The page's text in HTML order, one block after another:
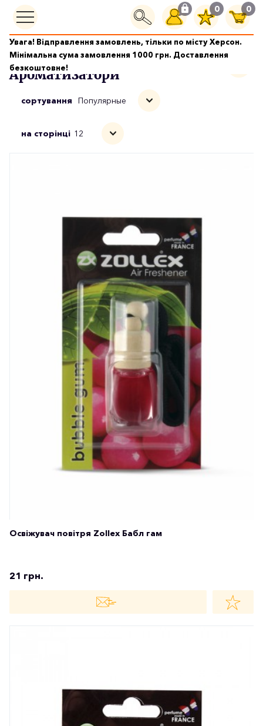
0 0
Увага! Відправлення замовлень, тільки по місту Херсон.
Мінімальна сума замовлення 1000 грн. Доставлення
безкоштовне!
Автоаксессуары і приладдя Ароматизатори
Ароматизатори
сортування Популярные
на сторінці 12
Освіжувач повітря Zollex Бабл гам
21 грн.